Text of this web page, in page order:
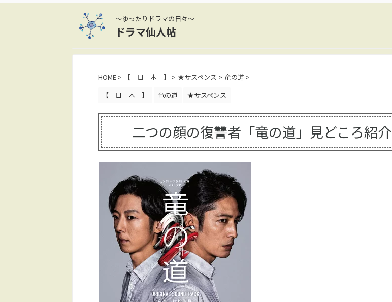
～ゆったりドラマの日々～
ドラマ仙人帖
HOME > 【 日 本 】 > ★サスペンス > 竜の道 >
【 日 本 】
竜の道 ★サスペンス
二つの顔の復讐者「竜の道」見どころ紹介